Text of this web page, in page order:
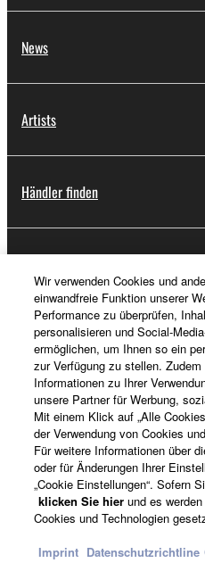
News
Artists
Händler finden
Registrierung von „Yamaha Music
Über Yamaha
Deutschland - German
Business
Wir verwenden Cookies und
einwandfreie Funktion unserer
Performance zu überprüfen,
personalisieren und Social-
ermöglichen, um Ihnen so ein
zur Verfügung zu stellen.
Informationen zu Ihrer
unsere Partner für Werbung,
Mit einem Klick auf „Alle
der Verwendung von Cookies
Für weitere Informationen über
oder für Änderungen Ihrer
„Cookie Einstellungen“. Sofern
klicken Sie hier und es
Cookies und Technologien
Imprint Datenschutzrichtline